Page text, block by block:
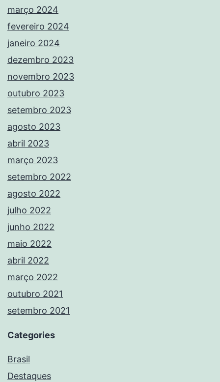
março 2024
fevereiro 2024
janeiro 2024
dezembro 2023
novembro 2023
outubro 2023
setembro 2023
agosto 2023
abril 2023
março 2023
setembro 2022
agosto 2022
julho 2022
junho 2022
maio 2022
abril 2022
março 2022
outubro 2021
setembro 2021
Categories
Brasil
Destaques